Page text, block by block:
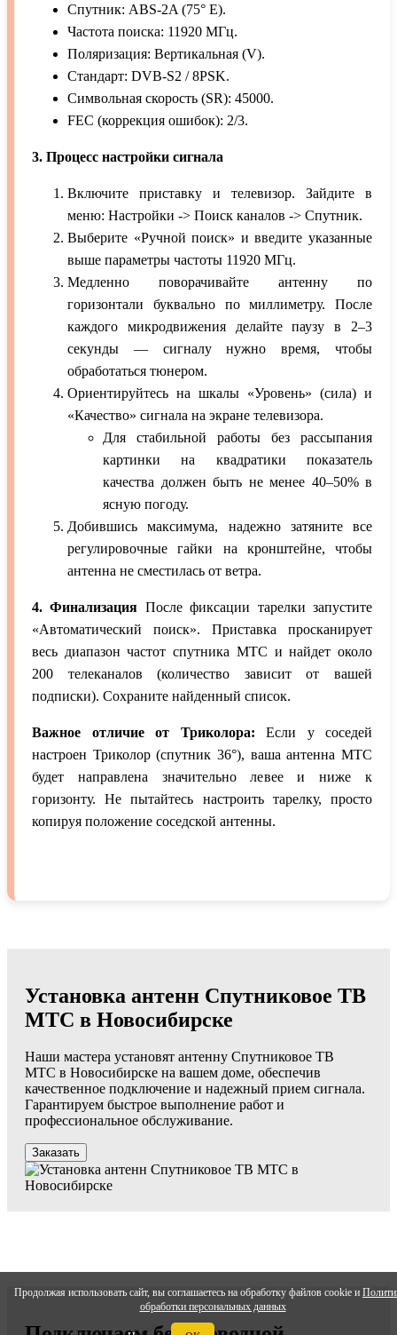
Продолжая использовать сайт, вы соглашаетесь на обработку файлов cookie и
обработки персональных данных
Спутник: ABS-2A (75° E).
Частота поиска: 11920 МГц.
Поляризация: Вертикальная (V).
Стандарт: DVB-S2 / 8PSK.
Символьная скорость (SR): 45000.
FEC (коррекция ошибок): 2/3.
3. Процесс настройки сигнала
Включите приставку и телевизор. Зайдите в
меню: Настройки -> Поиск каналов -> Спутник.
Выберите «Ручной поиск» и введите указанные
выше параметры частоты 11920 МГц.
Медленно поворачивайте антенну по
горизонтали буквально по миллиметру. После
каждого микродвижения делайте паузу в 2–3
секунды — сигналу нужно время, чтобы
обработаться тюнером.
Ориентируйтесь на шкалы «Уровень» (сила) и
«Качество» сигнала на экране телевизора.
Для стабильной работы без рассыпания
картинки на квадратики показатель
качества должен быть не менее 40–50% в
ясную погоду.
Добившись максимума, надежно затяните все
регулировочные гайки на кронштейне, чтобы
антенна не сместилась от ветра.
4. Финализация После фиксации тарелки запустите
«Автоматический поиск». Приставка просканирует
весь диапазон частот спутника МТС и найдет около
200 телеканалов (количество зависит от вашей
подписки). Сохраните найденный список.
Важное отличие от Триколора: Если у соседей
настроен Триколор (спутник 36°), ваша антенна МТС
будет направлена значительно левее и ниже к
горизонту. Не пытайтесь настроить тарелку, просто
копируя положение соседской антенны.
Установка антенн Спутниковое ТВ
МТС в Новосибирске
Наши мастера установят антенну Спутниковое ТВ
МТС в Новосибирске на вашем доме, обеспечив
качественное подключение и надежный прием сигнала.
Гарантируем быстрое выполнение работ и
профессиональное обслуживание.
Заказать